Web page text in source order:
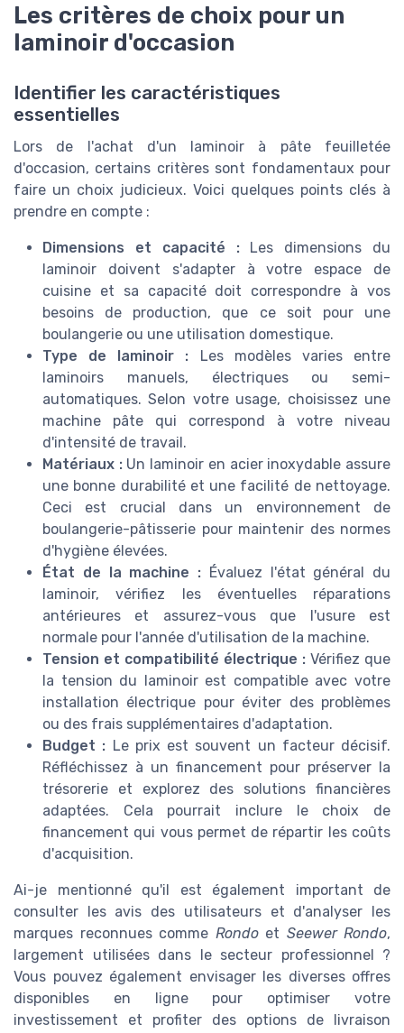
Les critères de choix pour un
laminoir d'occasion
Identifier les caractéristiques
essentielles
Lors de l'achat d'un laminoir à pâte feuilletée
d'occasion, certains critères sont fondamentaux pour
faire un choix judicieux. Voici quelques points clés à
prendre en compte :
Dimensions et capacité :Les dimensions du
laminoir doivent s'adapter à votre espace de
cuisine et sa capacité doit correspondre à vos
besoins de production, que ce soit pour une
boulangerie ou une utilisation domestique.
Type de laminoir : Les modèles varies entre
laminoirs manuels, électriques ou semi-
automatiques. Selon votre usage, choisissez une
machine pâte qui correspond à votre niveau
d'intensité de travail.
Matériaux :Un laminoir en acier inoxydable assure
une bonne durabilité et une facilité de nettoyage.
Ceci est crucial dans un environnement de
boulangerie-pâtisserie pour maintenir des normes
d'hygiène élevées.
État de la machine : Évaluez l'état général du
laminoir, vérifiez les éventuelles réparations
antérieures et assurez-vous que l'usure est
normale pour l'année d'utilisation de la machine.
Tension et compatibilité électrique : Vérifiez que
la tension du laminoir est compatible avec votre
installation électrique pour éviter des problèmes
ou des frais supplémentaires d'adaptation.
Budget : Le prix est souvent un facteur décisif.
Réfléchissez à un financement pour préserver la
trésorerie et explorez des solutions financières
adaptées. Cela pourrait inclure le choix de
financement qui vous permet de répartir les coûts
d'acquisition.
Ai-je mentionné qu'il est également important de
consulter les avis des utilisateurs et d'analyser les
marques reconnues comme Rondoet Seewer Rondo,
largement utilisées dans le secteur professionnel ?
Vous pouvez également envisager les diverses offres
disponibles en ligne pour optimiser votre
investissement et profiter des options de livraison